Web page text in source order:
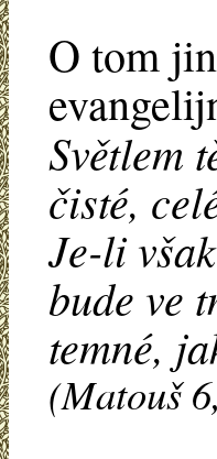
O tom
Světlem
čisté,
Je-li
bude ve
temné,
(Matouš